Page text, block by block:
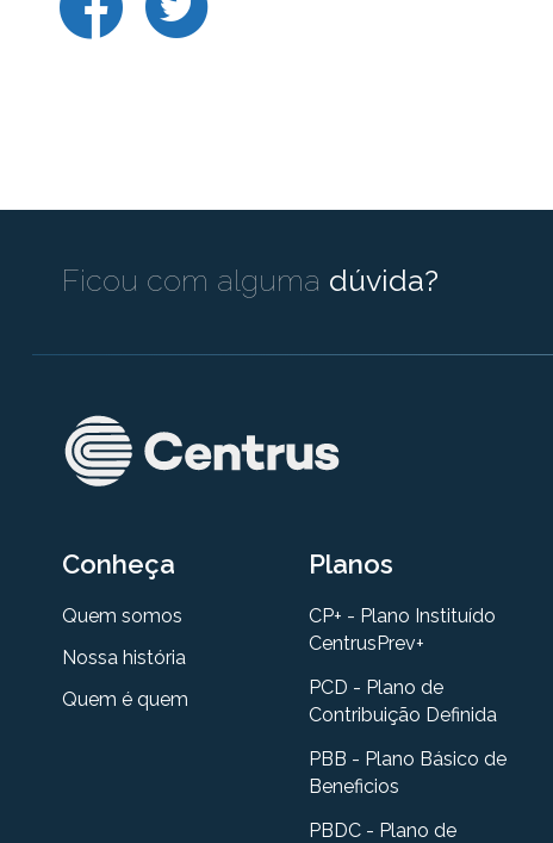
Ficou com alguma dúvida?
Conheça
Quem somos
Nossa história
Quem é quem
Planos
CP+ - Plano Instituído
CentrusPrev+
PCD - Plano de
Contribuição Definida
PBB - Plano Básico de
Beneficios
PBDC - Plano de